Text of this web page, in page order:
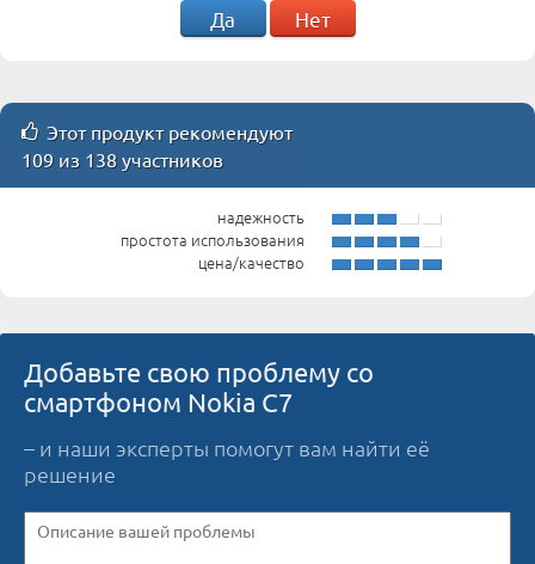
Да Нет
Этот продукт рекомендуют
109 из 138 участников
надежность
простота использования
цена/качество
Добавьте свою проблему со
смартфоном Nokia C7
– и наши эксперты помогут вам найти её
решение